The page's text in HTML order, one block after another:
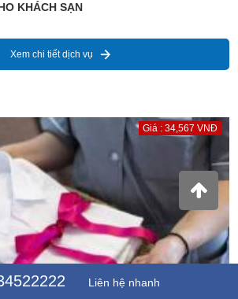
KHÁCH SẠN
Xem chi tiết dịch vụ
Giá : 34,567 VNĐ
Liên hệ nhanh